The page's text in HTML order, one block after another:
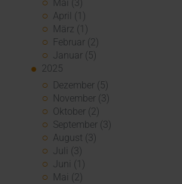
Mai (3)
April (1)
März (1)
Februar (2)
Januar (5)
2025
Dezember (5)
November (3)
Oktober (2)
September (3)
August (3)
Juli (3)
Juni (1)
Mai (2)